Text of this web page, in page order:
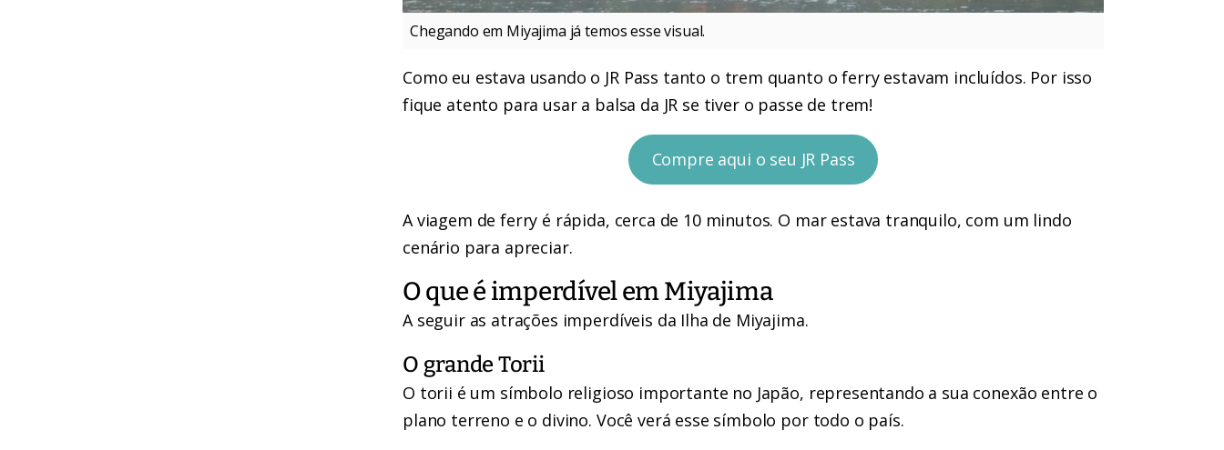
Chegando em Miyajima já temos esse visual.
Como eu estava usando o JR Pass tanto o trem quanto o ferry estavam incluídos. Por isso
fique atento para usar a balsa da JR se tiver o passe de trem!
Compre aqui o seu JR Pass
A viagem de ferry é rápida, cerca de 10 minutos. O mar estava tranquilo, com um lindo
cenário para apreciar.
O que é imperdível em Miyajima
A seguir as atrações imperdíveis da Ilha de Miyajima.
O grande Torii
O torii é um símbolo religioso importante no Japão, representando a sua conexão entre o
plano terreno e o divino. Você verá esse símbolo por todo o país.